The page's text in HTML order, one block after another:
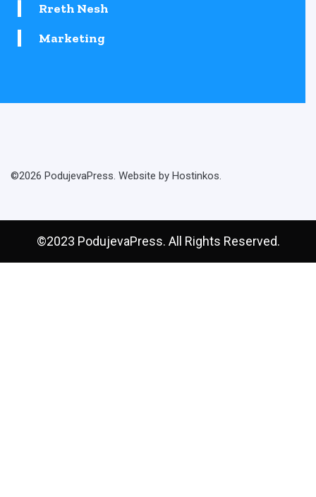
Rreth Nesh
Marketing
©2026 PodujevaPress. Website by Hostinkos.
©2023 PodujevaPress. All Rights Reserved.